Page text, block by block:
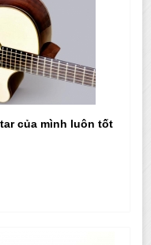
của mình luôn tốt